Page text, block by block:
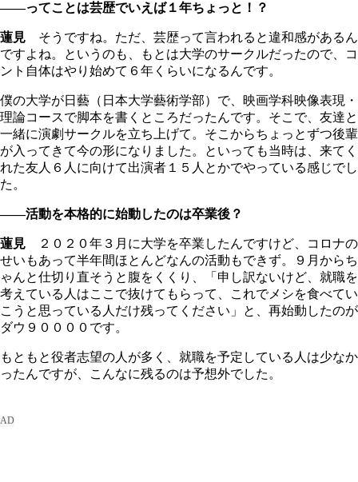
――ってことは芸歴でいえば１年ちょっと！？
蓮見 そうですね。ただ、芸歴って言われると違和感があるん
ですよね。というのも、もとは大学のサークルだったので、コ
ント自体はやり始めて６年くらいになるんです。
僕の大学が日藝（日本大学藝術学部）で、映画学科映像表現・
理論コースで脚本を書くところだったんです。そこで、友達と
一緒に演劇サークルを立ち上げて。そこからちょっとずつ後輩
が入ってきて今の形になりました。といっても当時は、来てく
れた友人６人に向けて出演者１５人とかでやっている感じでし
た。
――活動を本格的に始動したのは卒業後？
蓮見 ２０２０年３月に大学を卒業したんですけど、コロナの
せいもあって半年間ほとんどなんの活動もできず。９月からち
ゃんと仕切り直そうと腹をくくり、「申し訳ないけど、就職を
考えている人はここで抜けてもらって、これでメシを食べてい
こうと思っている人だけ残ってください」と、再始動したのが
ダウ９００００です。
もともと役者志望の人が多く、就職を予定している人は少なか
ったんですが、こんなに残るのは予想外でした。